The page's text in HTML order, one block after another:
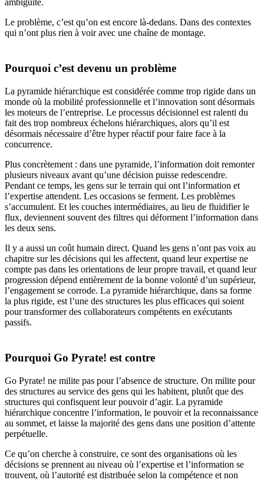
ambiguïté.
Le problème, c’est qu’on est encore là-dedans. Dans des contextes
qui n’ont plus rien à voir avec une chaîne de montage.
Pourquoi c’est devenu un problème
La pyramide hiérarchique est considérée comme trop rigide dans un
monde où la mobilité professionnelle et l’innovation sont désormais
les moteurs de l’entreprise. Le processus décisionnel est ralenti du
fait des trop nombreux échelons hiérarchiques, alors qu’il est
désormais nécessaire d’être hyper réactif pour faire face à la
concurrence.
Plus concrètement : dans une pyramide, l’information doit remonter
plusieurs niveaux avant qu’une décision puisse redescendre.
Pendant ce temps, les gens sur le terrain qui ont l’information et
l’expertise attendent. Les occasions se ferment. Les problèmes
s’accumulent. Et les couches intermédiaires, au lieu de fluidifier le
flux, deviennent souvent des filtres qui déforment l’information dans
les deux sens.
Il y a aussi un coût humain direct. Quand les gens n’ont pas voix au
chapitre sur les décisions qui les affectent, quand leur expertise ne
compte pas dans les orientations de leur propre travail, et quand leur
progression dépend entièrement de la bonne volonté d’un supérieur,
l’engagement se corrode. La pyramide hiérarchique, dans sa forme
la plus rigide, est l’une des structures les plus efficaces qui soient
pour transformer des collaborateurs compétents en exécutants
passifs.
Pourquoi Go Pyrate! est contre
Go Pyrate! ne milite pas pour l’absence de structure. On milite pour
des structures au service des gens qui les habitent, plutôt que des
structures qui confisquent leur pouvoir d’agir. La pyramide
hiérarchique concentre l’information, le pouvoir et la reconnaissance
au sommet, et laisse la majorité des gens dans une position d’attente
perpétuelle.
Ce qu’on cherche à construire, ce sont des organisations où les
décisions se prennent au niveau où l’expertise et l’information se
trouvent, où l’autorité est distribuée selon la compétence et non